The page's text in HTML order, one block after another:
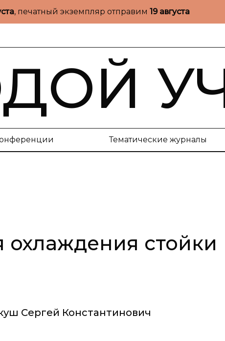
, печатный экземпляр отправим 19 августа
Тематические журналы
охлаждения стойки
Сергей Константинович